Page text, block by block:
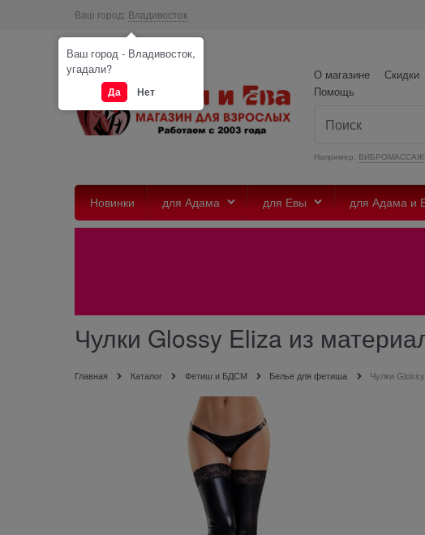
Ваш город: Владивосток
О магазине Скидки
Помощь
Например:
Новинки для Адама для Евы для Адама и
Чулки Glossy Eliza из
Главная Каталог Фетиш и БДСМ Белье для фетиша Чулки
Ваш город - Владивосток,
угадали?
Да Нет